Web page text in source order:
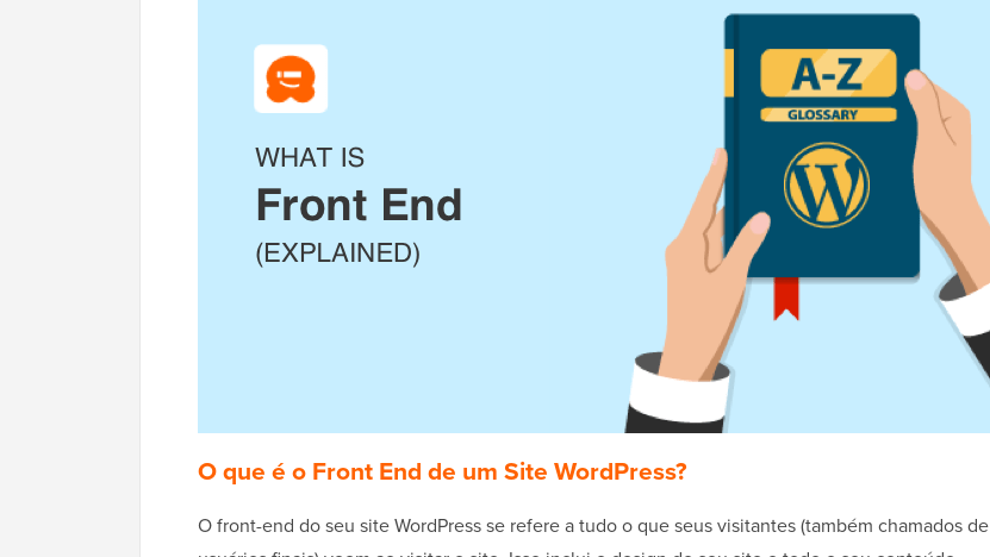
O que é o Front End de um Site WordPress?
O front-end do seu site WordPress se refere a tudo o que seus visitantes (também chamados de